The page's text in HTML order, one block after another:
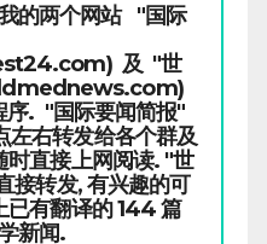
的两个网站 "国际
及 "世
序. "国际要闻简报"
左右转发给各个群及
时直接上网阅读. "世
接转发, 有兴趣的可
已有翻译的 144 篇
新闻.